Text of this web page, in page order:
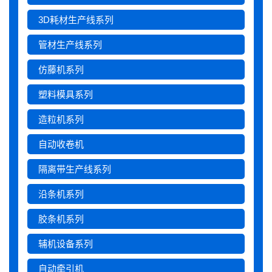
3D耗材生产线系列
管材生产线系列
仿藤机系列
塑料模具系列
造粒机系列
自动收卷机
隔离带生产线系列
沿条机系列
胶条机系列
辅机设备系列
自动牵引机